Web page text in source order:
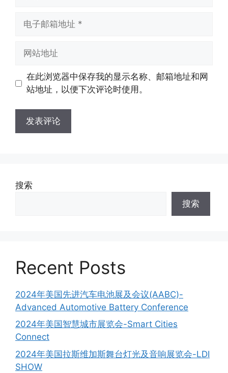
址
址
在此浏览器中保存我的显示名称、邮箱地址和网
站地址，以便下次评论时使用。
搜索
搜索
Recent Posts
2024年美国先进汽车电池展及会议(AABC)-
Advanced Automotive Battery Conference
2024年美国智慧城市展览会-Smart Cities
Connect
2024年美国拉斯维加斯舞台灯光及音响展览会-LDI
SHOW